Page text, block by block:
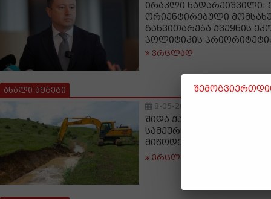
ირაკლი ნადარეიშვილი:
ორიენტირებული
განვითარება ქვეყნის
პოლიტიკის
ვრცლად
ახალი ამბები
8-05-2025
შიდა ქართლში 650
სამეურნეო მიწის
მიწოდება
ვრცლად